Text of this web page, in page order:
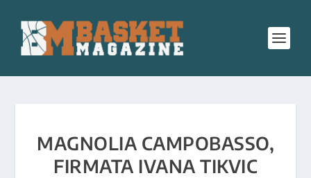
MAGNOLIA CAMPOBASSO,
FIRMATA IVANA TIKVIC